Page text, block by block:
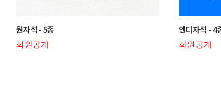
원자석 - 5종
회원공개
엔디자석 - 4
회원공개